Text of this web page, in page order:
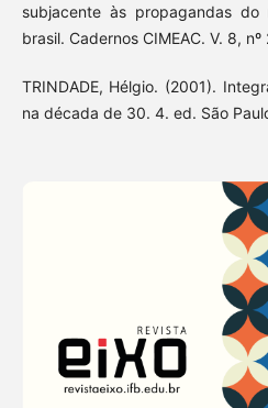
subjacente às propagandas
brasil. Cadernos CIMEAC. V. 8, nº
TRINDADE, Hélgio. (2001).
na década de 30. 4. ed. São